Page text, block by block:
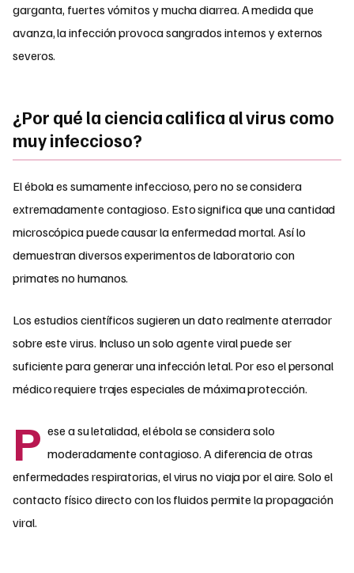
garganta, fuertes vómitos y mucha diarrea. A medida que
avanza, la infección provoca sangrados internos y externos
severos.
¿Por qué la ciencia califica al virus como
muy infeccioso?
El ébola es sumamente infeccioso, pero no se considera
extremadamente contagioso. Esto significa que una cantidad
microscópica puede causar la enfermedad mortal. Así lo
demuestran diversos experimentos de laboratorio con
primates no humanos.
Los estudios científicos sugieren un dato realmente aterrador
sobre este virus. Incluso un solo agente viral puede ser
suficiente para generar una infección letal. Por eso el personal
médico requiere trajes especiales de máxima protección.
P ese a su letalidad, el ébola se considera solo
moderadamente contagioso. A diferencia de otras
enfermedades respiratorias, el virus no viaja por el aire. Solo el
contacto físico directo con los fluidos permite la propagación
viral.